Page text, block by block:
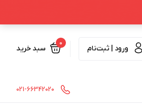
ورود | ثبت‌نام
0
سبد خرید
021-66342020